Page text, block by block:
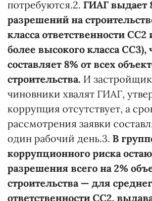
потребуются.2. ГИАГ выдает
разрешений на
класса ответственности СС2
более высокого класса СС3),
составляет 8% от всех
строительства. И
чиновники хвалят ГИАГ,
коррупция отсутствует, а
рассмотрения заявки
один рабочий день.3. В
коррупционного риска
разрешения всего на 2%
строительства — для
ответственности СС2,